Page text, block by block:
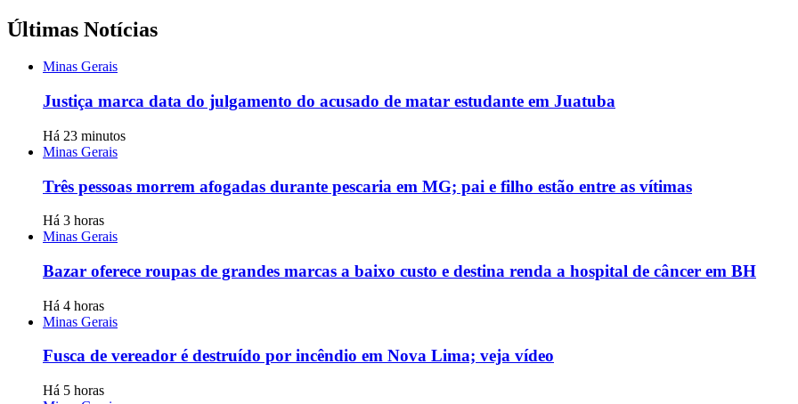
Últimas Notícias
Minas Gerais
Justiça marca data do julgamento do acusado de matar estudante em Juatuba
Há 23 minutos
Minas Gerais
Três pessoas morrem afogadas durante pescaria em MG; pai e filho estão entre as vítimas
Há 3 horas
Minas Gerais
Bazar oferece roupas de grandes marcas a baixo custo e destina renda a hospital de câncer em BH
Há 4 horas
Minas Gerais
Fusca de vereador é destruído por incêndio em Nova Lima; veja vídeo
Há 5 horas